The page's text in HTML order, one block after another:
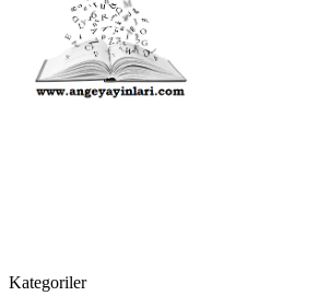
Kategoriler